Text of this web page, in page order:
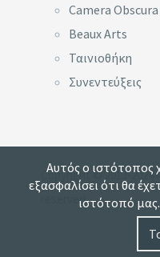
Camera Obscura
Beaux Arts
Ταινιοθήκη
Συνεντεύξεις
Copyright © 2013-
reserved.
Αυτός ο ιστότοπος
εξασφαλίσει ότι θα
ιστότοπό μας.